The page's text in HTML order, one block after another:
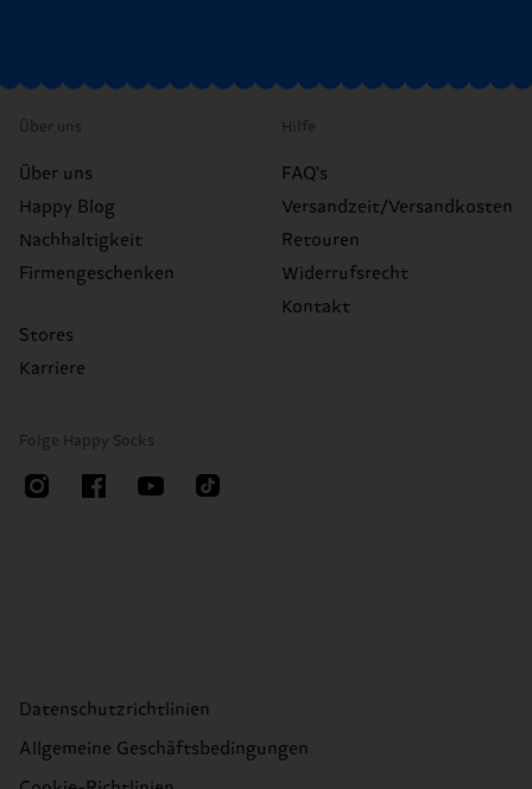
Über uns
Über uns
Happy Blog
Nachhaltigkeit
Firmengeschenken
Stores
Karriere
Hilfe
FAQ's
Versandzeit/Versandkosten
Retouren
Widerrufsrecht
Kontakt
Folge Happy Socks
Datenschutzrichtlinien
Allgemeine Geschäftsbedingungen